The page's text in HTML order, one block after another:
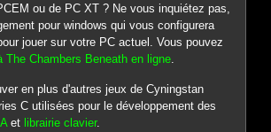
ou de PC XT ? Ne vous inquiétez pas,
pour windows qui vous configurera
jouer sur votre PC actuel. Vous pouvez
The Chambers Beneath en ligne
en plus d'autres jeux de Cyningstan
C utilisées pour le développement des
et librairie clavier.